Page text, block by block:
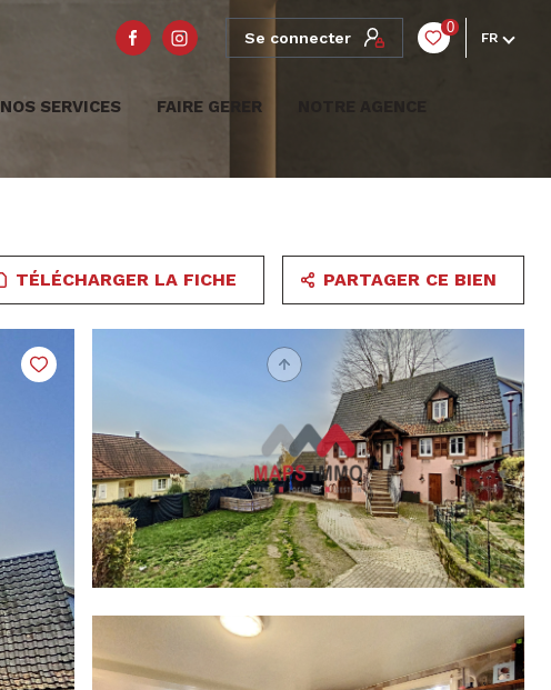
Se connecter
0
FR
NOS SERVICES FAIRE GERER
TÉLÉCHARGER LA FICHE PARTAGER CE BIEN